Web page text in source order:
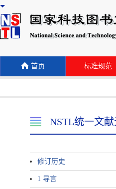
首页 标准规范
NSTL统一文
修订历史
1 导言